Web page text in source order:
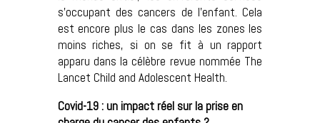
s’occupant des cancers de l’enfant. Cela
est encore plus le cas dans les zones les
moins riches, si on se fit à un rapport
apparu dans la célèbre revue nommée The
Lancet Child and Adolescent Health.
Covid-19 : un impact réel sur la prise en